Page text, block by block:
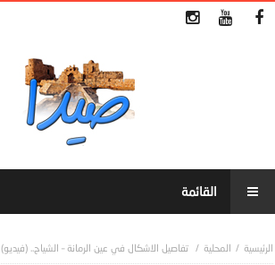
المحلية تفاصيل الاشكال في عين الرمانة – الشياح.. (فيديو)